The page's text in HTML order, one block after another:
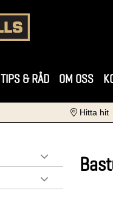
TIPS & RÅD OM OSS
Hitta hit